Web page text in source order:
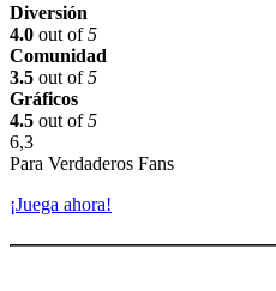
Diversión
4.0 out of5
Comunidad
3.5 out of5
Gráficos
4.5 out of5
6,3
Para Verdaderos Fans
¡Juega ahora!